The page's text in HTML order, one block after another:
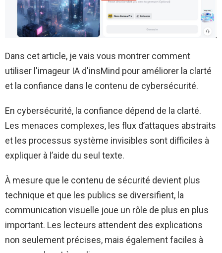
Dans cet article, je vais vous montrer comment
utiliser l'imageur IA d'insMind pour améliorer la clarté
et la confiance dans le contenu de cybersécurité.
En cybersécurité, la confiance dépend de la clarté.
Les menaces complexes, les flux d’attaques abstraits
et les processus système invisibles sont difficiles à
expliquer à l’aide du seul texte.
À mesure que le contenu de sécurité devient plus
technique et que les publics se diversifient, la
communication visuelle joue un rôle de plus en plus
important. Les lecteurs attendent des explications
non seulement précises, mais également faciles à